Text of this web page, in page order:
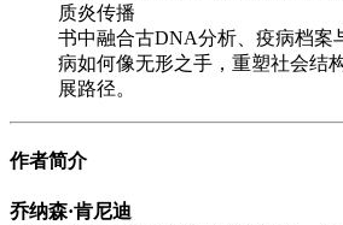
质炎传播
书中融合古DNA分析、疫病档案
病如何像无形之手，重塑社会结
展路径。
作者简介
乔纳森·肯尼迪